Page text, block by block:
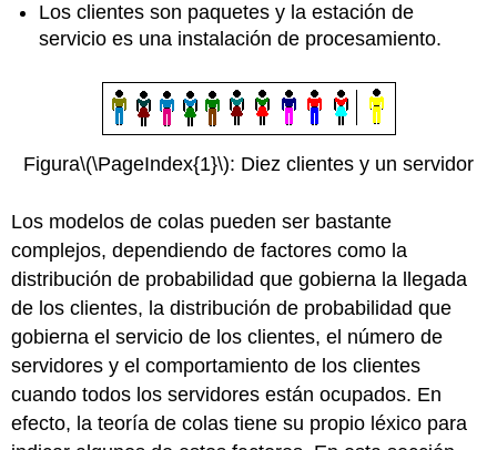
Los clientes son paquetes y la estación de
servicio es una instalación de procesamiento.
Figura\(\PageIndex{1}\): Diez clientes y un servidor
Los modelos de colas pueden ser bastante
complejos, dependiendo de factores como la
distribución de probabilidad que gobierna la llegada
de los clientes, la distribución de probabilidad que
gobierna el servicio de los clientes, el número de
servidores y el comportamiento de los clientes
cuando todos los servidores están ocupados. En
efecto, la teoría de colas tiene su propio léxico para